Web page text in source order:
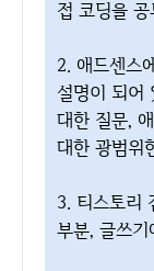
접 코딩을
2. 애드센스
설명이 되어
대한 질문,
대한 광범위
3. 티스토리
부분, 글쓰